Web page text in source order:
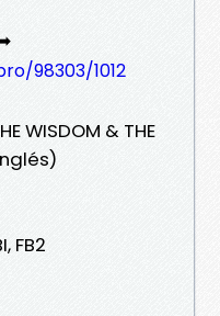
98303/1012
WISDOM & THE
FB2